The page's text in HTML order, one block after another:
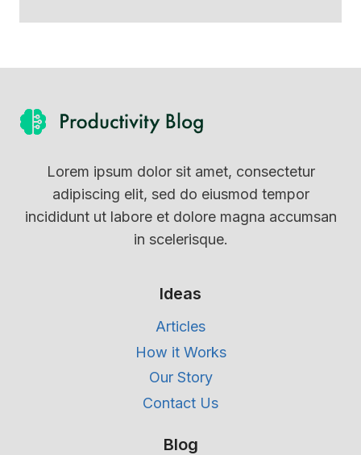
Lorem ipsum dolor sit amet, consectetur
adipiscing elit, sed do eiusmod tempor
incididunt ut labore et dolore magna accumsan
in scelerisque.
Ideas
Articles
How it Works
Our Story
Contact Us
Blog